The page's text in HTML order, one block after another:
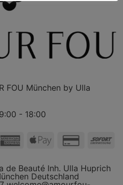
FOU München by Ulla
- 18:00
de Beauté Inh. Ulla Huprich
Deutschland